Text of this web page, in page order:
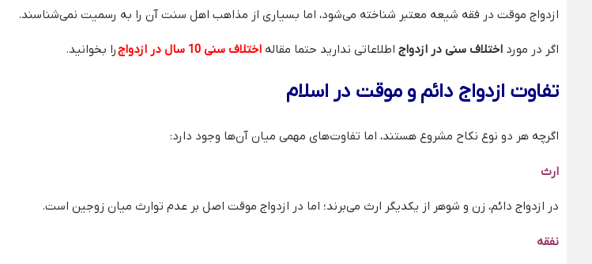
ازدواج موقت در فقه شیعه معتبر شناخته می‌شود، اما بسیاری از مذاهب اهل سنت آن را به رسمیت نمی‌شناسند.
اگر در مورد اختلاف سنی در ازدواج اطلاعاتی ندارید حتما مقاله اختلاف سنی 10 سال در ازدواج را بخوانید.
تفاوت ازدواج دائم و موقت در اسلام
اگرچه هر دو نوع نکاح مشروع هستند، اما تفاوت‌های مهمی میان آن‌ها وجود دارد:
ارث
در ازدواج دائم، زن و شوهر از یکدیگر ارث می‌برند؛ اما در ازدواج موقت اصل بر عدم توارث میان زوجین است.
نفقه